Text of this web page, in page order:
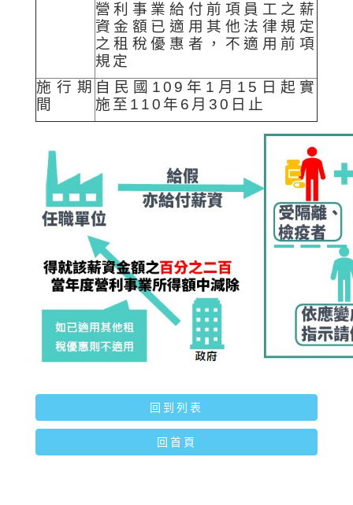
營利事業給付前項員工之薪
資金額已適用其他法律規定
之租稅優惠者，不適用前項
規定
施行期
間
自民國109年1月15日起實
施至110年6月30日止
回到列表
回首頁